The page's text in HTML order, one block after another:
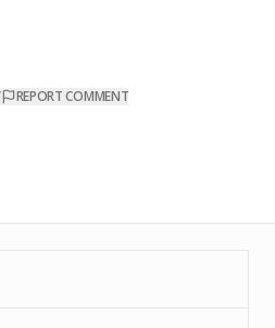
REPORT COMMENT